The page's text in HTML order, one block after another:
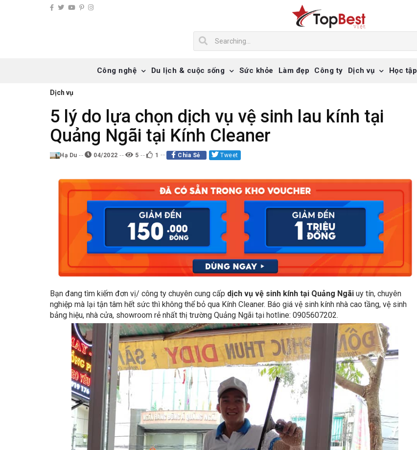
Công nghệ Du lịch & cuộc sống Sức khỏe Làm đẹp Công ty Dịch vụ Học tập
Dịch vụ
5 lý do lựa chọn dịch vụ vệ sinh lau kính tại
Quảng Ngãi tại Kính Cleaner
Hạ Du 04/2022 5 1 Chia Sẻ Tweet
Bạn đang tìm kiếm đơn vị/ công ty chuyên cung cấp dịch vụ vệ sinh kính tại Quảng Ngãi uy tín, chuyên
nghiệp mà lại tận tâm hết sức thì không thể bỏ qua Kính Cleaner. Báo giá vệ sinh kính nhà cao tầng, vệ sinh
bảng hiệu, nhà cửa, showroom rẻ nhất thị trường Quảng Ngãi tại hotline: 0905607202.